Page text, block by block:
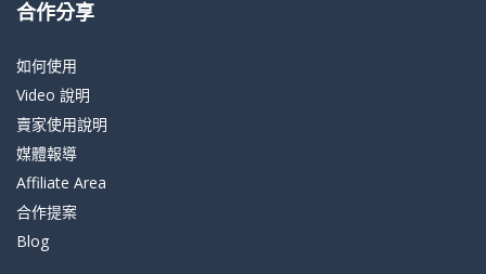
合作分享
如何使用
Video 說明
賣家使用說明
媒體報導
Affiliate Area
合作提案
Blog